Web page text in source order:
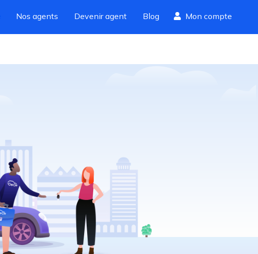
Nos agents Devenir agent Blog Mon compte